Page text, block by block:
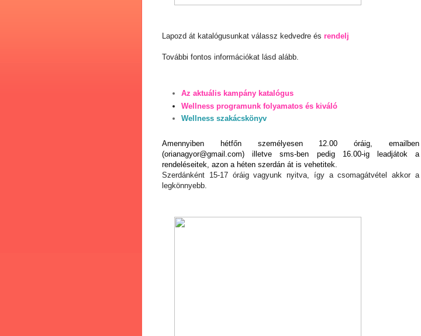
Lapozd át katalógusunkat válassz kedvedre és rendelj
További fontos információkat lásd alább.
Az aktuális kampány katalógus
Wellness programunk folyamatos és kiváló
Wellness szakácskönyv
Amennyiben hétfőn személyesen 12.00 óráig, emailben
(orianagyor@gmail.com) illetve sms-ben pedig 16.00-ig leadjátok a
rendeléseitek, azon a héten szerdán át is vehetitek.
Szerdánként 15-17 óráig vagyunk nyitva, így a csomagátvétel akkor a
legkönnyebb.